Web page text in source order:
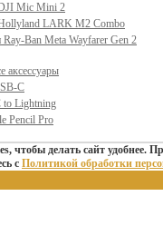
Mic Mini 2
LARK M2 Combo
Ban Meta Wayfarer Gen 2
аксессуары
C
Lightning
Pencil Pro
чтобы делать сайт удобнее.
с Политикой обработки